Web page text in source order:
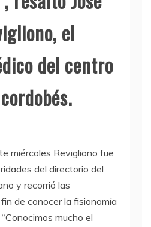
el
del centro
miércoles Revigliono fue
del directorio del
y recorrió las
de conocer la fisionomía
mucho el